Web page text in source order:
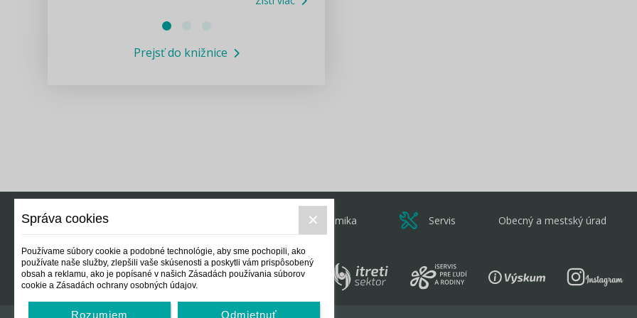
Informácie COVID19
Prejsť do knižnice
Ekonomika Servis Obecný a mestský úrad
Správa cookies
Používame súbory cookie a podobné technológie, aby sme pochopili, ako
používate naše služby, zlepšili vaše skúsenosti a poskytli vám prispôsobený
obsah a reklamu, ako je popísané v našich Zásadách používania súborov
cookie a Zásadách ochrany osobných údajov.
Rozumiem Odmietnuť